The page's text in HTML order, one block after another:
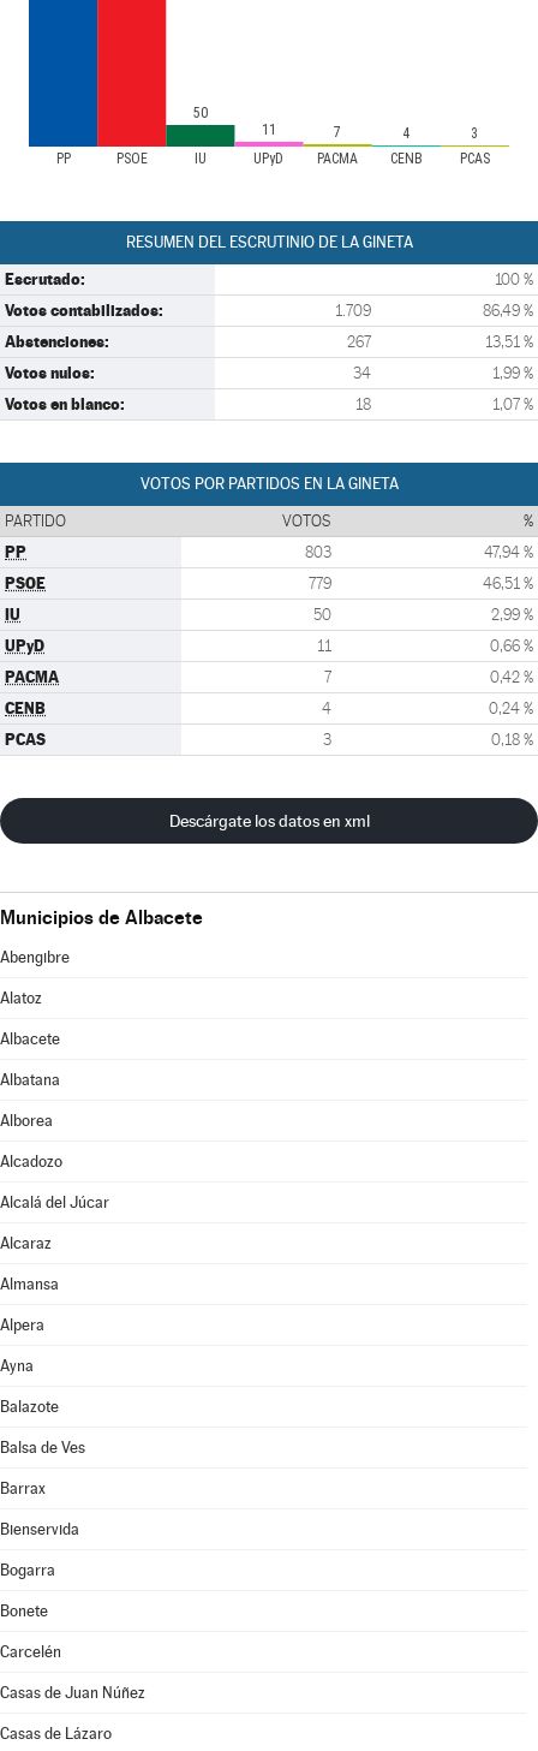
PP PSOE IU UPyD PACMA CENB PCAS
50
11
7 4 3
RESUMEN DEL ESCRUTINIO DE LA GINETA
Escrutado: 100 %
Votos contabilizados: 1.709 86,49 %
Abstenciones: 267 13,51 %
Votos nulos: 34 1,99 %
Votos en blanco: 18 1,07 %
VOTOS POR PARTIDOS EN LA GINETA
PARTIDO VOTOS %
PP 803 47,94 %
PSOE 779 46,51 %
IU 50 2,99 %
UPyD 11 0,66 %
PACMA 7 0,42 %
CENB 4 0,24 %
PCAS 3 0,18 %
Descárgate los datos en xml
Municipios de Albacete
Abengibre
Alatoz
Albacete
Albatana
Alborea
Alcadozo
Alcalá del Júcar
Alcaraz
Almansa
Alpera
Ayna
Balazote
Balsa de Ves
Barrax
Bienservida
Bogarra
Bonete
Carcelén
Casas de Juan Núñez
Casas de Lázaro